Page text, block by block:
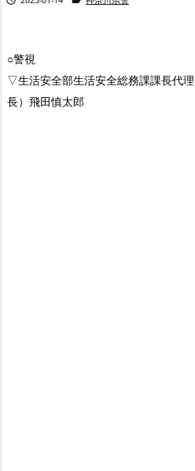
○警視
▽生活安全部生活安全総務課課長代
長）飛田慎太郎